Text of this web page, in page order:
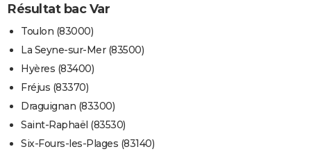
Résultat bac Var
Toulon (83000)
La Seyne-sur-Mer (83500)
Hyères (83400)
Fréjus (83370)
Draguignan (83300)
Saint-Raphaël (83530)
Six-Fours-les-Plages (83140)